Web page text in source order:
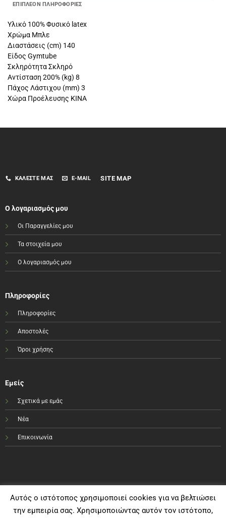
ΕΠΙΠΛΈΟΝ ΠΛΗΡΟΦΟΡΊΕΣ
Υλικό 100% Φυσικό latex
Χρώμα Μπλε
Διαστάσεις (cm) 140
Είδος Gymtube
Σκληρότητα Σκληρό
Αντίσταση 200% (kg) 8
Πάχος Λάστιχου (mm) 3
Χώρα Προέλευσης ΚΙΝΑ
ΚΑΛΈΣΤΕ ΜΑΣ E-MAIL SITE MAP
Ο λογαριασμός μου
Οι Παραγγελίες μου
Τα στοιχεία μου
Ο λογαριασμός μου
Πληροφορίες
Πληροφορίες
Αποστολές
Όροι χρήσης
Εμείς
Σχετικά με εμάς
Νέα
Επικοινωνία
Αυτός ο ιστότοπος χρησιμοποιεί cookies για να βελτιώσει
την εμπειρία σας. Χρησιμοποιώντας αυτόν τον ιστότοπο,